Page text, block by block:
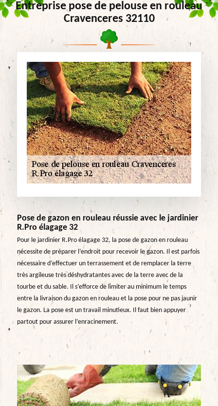
Entreprise pose de pelouse en rouleau
Cravenceres 32110
Pose de gazon en rouleau réussie avec le jardinier
R.Pro élagage 32
Pour le jardinier R.Pro élagage 32, la pose de gazon en rouleau
nécessite de préparer l’endroit pour recevoir le gazon. Il est parfois
nécessaire d’effectuer un terrassement et de remplacer la terre
très argileuse très déshydratantes avec de la terre avec de la
tourbe et du sable. Il s’efforce de limiter au minimum le temps
entre la livraison du gazon en rouleau et la pose pour ne pas jaunir
le gazon. La pose est un travail minutieux. Il faut bien appuyer
partout pour assurer l’enracinement.